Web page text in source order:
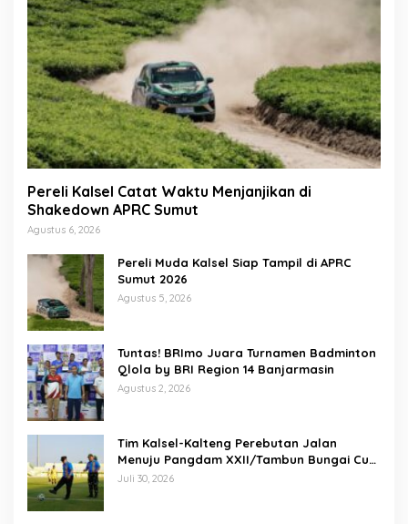
Pereli Kalsel Catat Waktu Menjanjikan di
Shakedown APRC Sumut
Agustus 6, 2026
Pereli Muda Kalsel Siap Tampil di APRC
Sumut 2026
Agustus 5, 2026
Tuntas! BRImo Juara Turnamen Badminton
Qlola by BRI Region 14 Banjarmasin
Agustus 2, 2026
Tim Kalsel-Kalteng Perebutan Jalan
Menuju Pangdam XXII/Tambun Bungai Cup
Banjarmasin
Juli 30, 2026